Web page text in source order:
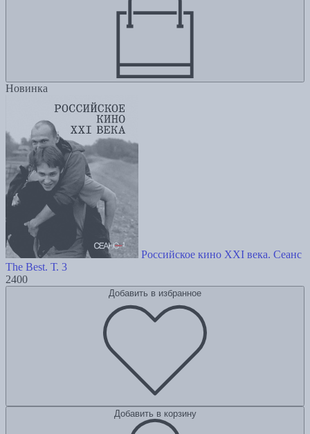
Новинка
Российское кино XXI века. Сеанс
The Best. Т. 3
2400
Добавить в избранное
Добавить в корзину